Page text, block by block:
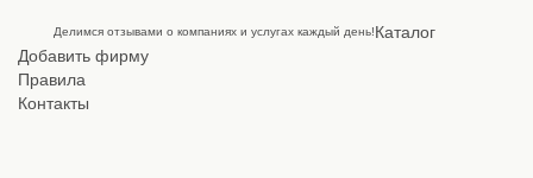
Делимся отзывами о компаниях и услугах каждый день!Каталог
Добавить фирму
Правила
Контакты